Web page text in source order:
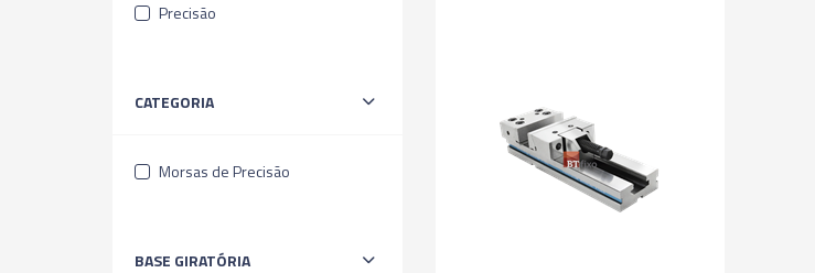
Precisão
CATEGORIA
Morsas de Precisão
BASE GIRATÓRIA